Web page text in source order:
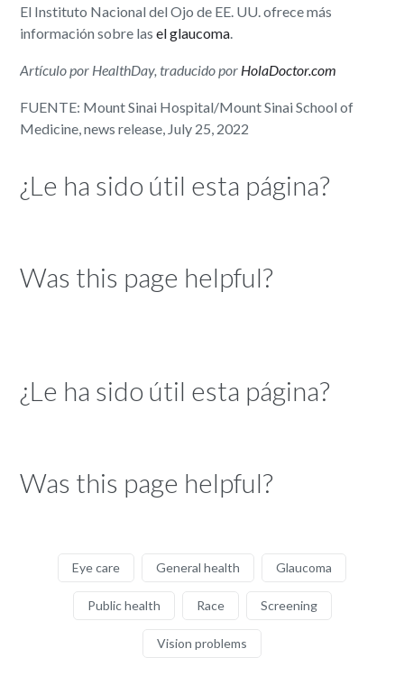
El Instituto Nacional del Ojo de EE. UU. ofrece más
información sobre lasel glaucoma
Artículo por HealthDay, traducido por HolaDoctor.com
FUENTE: Mount Sinai Hospital/Mount Sinai School of
Medicine, news release, July 25, 2022
¿Le ha sido útil esta página?
Was this page helpful?
¿Le ha sido útil esta página?
Was this page helpful?
Eye care General health Glaucoma
Public health Race Screening
Vision problems